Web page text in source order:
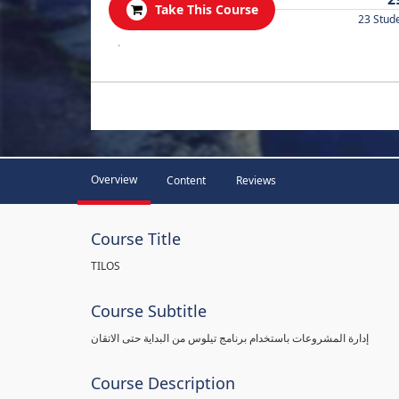
Take This Course
23
.
Overview Content Reviews
Course Title
TILOS
Course Subtitle
إدارة المشروعات باستخدام برنامج تيلوس من البداية حتى الاتقان
Course Description